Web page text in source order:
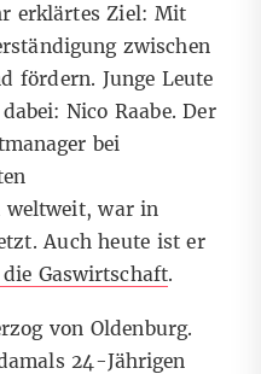
erklärtes Ziel: Mit
zwischen
fördern. Junge Leute
Nico Raabe. Der
bei
weltweit, war in
Auch heute ist er
Gaswirtschaft.
von Oldenburg.
24-Jährigen